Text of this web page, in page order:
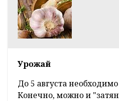
Урожай
До 5 августа
Конечно, можно и